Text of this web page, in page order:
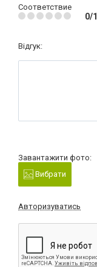
Соответствие
0/
Відгук:
Завантажити фото:
Вибрати
Авторизуватись